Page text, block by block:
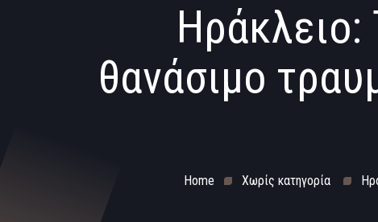
Ηράκλειο:
θανάσιμο
Home Χωρίς κατηγορία